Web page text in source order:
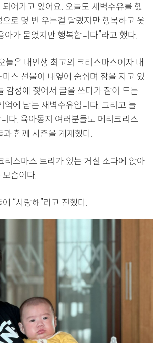
어가고 있어요. 오늘도 새벽수유를 했
로 몇 번 우는걸 달랬지만 행복하고 옷
아가 묻었지만 행복합니다”라고 했다.
늘은 내인생 최고의 크리스마스이자 내
스 선물이 내옆에 숨쉬며 잠을 자고 있
감성에 젖어서 글을 쓰다가 잠이 드는
억에 남는 새벽수유입니다. 그리고 늘
다. 육아동지 여러분들도 메리크리스
과 함께 사즌을 게재했다.
리스마스 트리가 있는 거실 소파에 앉아
습이다.
“사랑해”라고 전했다.